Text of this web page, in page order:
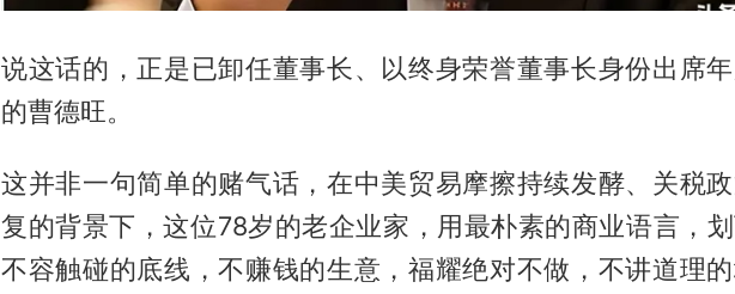
说这话的，正是已卸任董事长、以终身荣誉董事长身份出席
的曹德旺。
这并非一句简单的赌气话，在中美贸易摩擦持续发酵、关税
复的背景下，这位78岁的老企业家，用最朴素的商业语言，
不容触碰的底线，不赚钱的生意，福耀绝对不做，不讲道理